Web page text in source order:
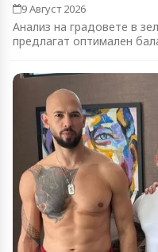
9 Август 2026
Анализ на градовете в
предлагат оптимален